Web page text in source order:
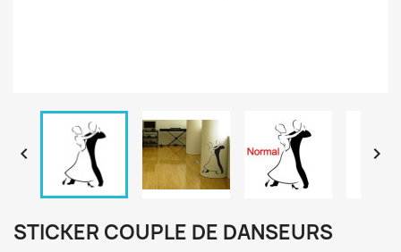
 
STICKER COUPLE DE DANSEURS